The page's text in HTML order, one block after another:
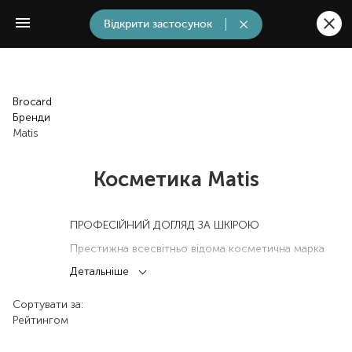
Brocard
Бренди
Matis
Косметика Matis
ПРОФЕСІЙНИЙ ДОГЛЯД ЗА ШКІРОЮ
Престижна всесвітньо відома косметична марка
Matis володіє 80-ти річним досвідом створення
краси.
Matis - експерт в області професійного
Детальніше
Сортувати за:
Рейтингом
Відкрити застосунок